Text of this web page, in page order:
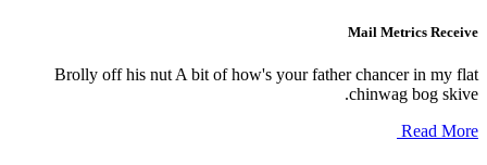
Brolly off his nut A bit of how's your